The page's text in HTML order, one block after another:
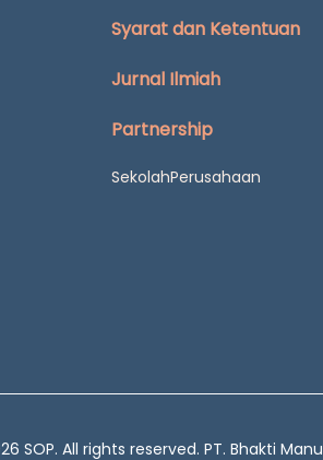
Syarat dan Ketentuan
Jurnal Ilmiah
Partnership
SekolahPerusahaan
SOP. All rights reserved. PT. Bhakti